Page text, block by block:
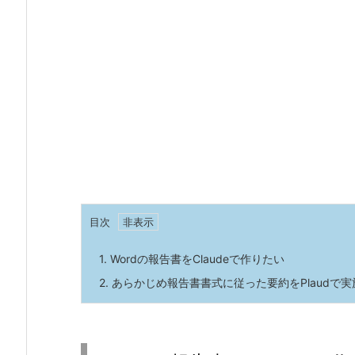
目次
1. Wordの報告書をClaudeで作りたい
2. あらかじめ報告書書式に従った要約をPlaudで実